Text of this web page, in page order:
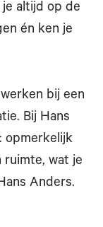
altijd op de
én ken je
bij een
Bij Hans
opmerkelijk
ruimte, wat je
Anders.